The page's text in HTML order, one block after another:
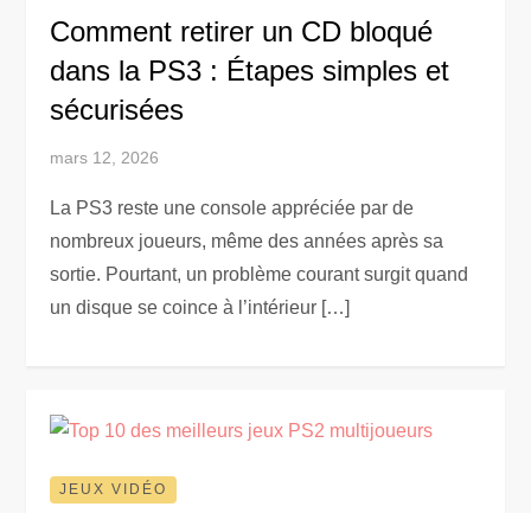
Comment retirer un CD bloqué
dans la PS3 : Étapes simples et
sécurisées
mars 12, 2026
La PS3 reste une console appréciée par de
nombreux joueurs, même des années après sa
sortie. Pourtant, un problème courant surgit quand
un disque se coince à l’intérieur […]
JEUX VIDÉO